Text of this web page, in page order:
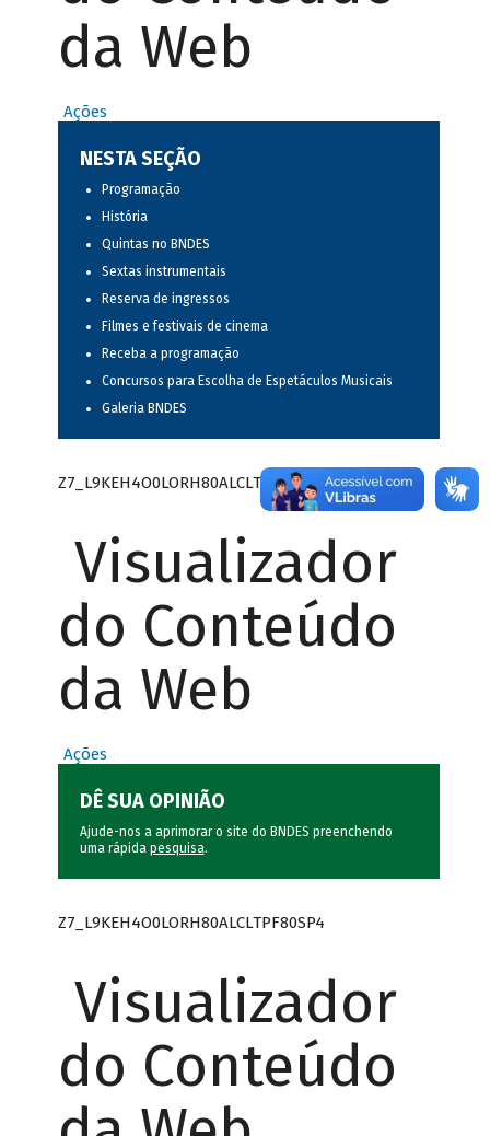
da Web
Ações
NESTA SEÇÃO
Programação
História
Quintas no BNDES
Sextas instrumentais
Reserva de ingressos
Filmes e festivais de cinema
Receba a programação
Concursos para Escolha de Espetáculos Musicais
Galeria BNDES
Z7_L9KEH4O0LORH80ALCLTPF80S97
Visualizador
do Conteúdo
da Web
Ações
DÊ SUA OPINIÃO
Ajude-nos a aprimorar o site do BNDES preenchendo
uma rápida pesquisa.
Z7_L9KEH4O0LORH80ALCLTPF80SP4
Visualizador
do Conteúdo